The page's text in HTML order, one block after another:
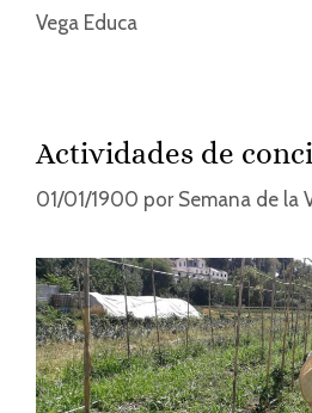
Vega Educa
Actividades de
01/01/1900 por Semana de la